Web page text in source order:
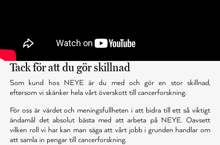
Tack för att du gör skillnad
Som kund hos NEYE är du med och gör en stor skillnad,
eftersom vi skänker hela vårt överskott till cancerforskning.
För oss är värdet och meningsfullheten i att bidra till ett så viktigt
ändamål det absolut bästa med att arbeta på NEYE. Oavsett
vilken roll vi har kan man säga att vårt jobb i grunden handlar om
att samla in pengar till cancerforskning.